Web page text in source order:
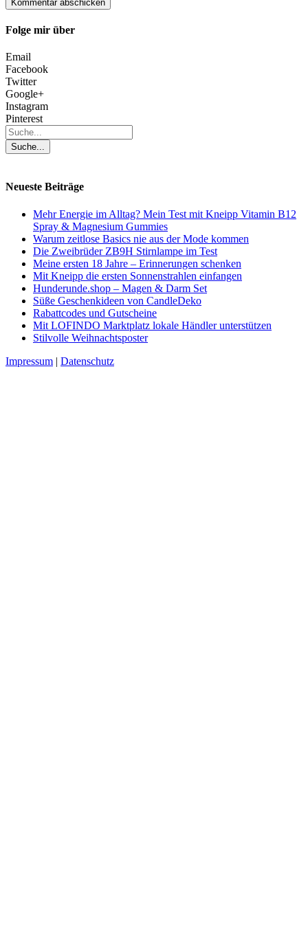
Folge mir über
Email
Facebook
Twitter
Google+
Instagram
Pinterest
Neueste Beiträge
Mehr Energie im Alltag? Mein Test mit Kneipp Vitamin B12
Spray & Magnesium Gummies
Warum zeitlose Basics nie aus der Mode kommen
Die Zweibrüder ZB9H Stirnlampe im Test
Meine ersten 18 Jahre – Erinnerungen schenken
Mit Kneipp die ersten Sonnenstrahlen einfangen
Hunderunde.shop – Magen & Darm Set
Süße Geschenkideen von CandleDeko
Rabattcodes und Gutscheine
Mit LOFINDO Marktplatz lokale Händler unterstützen
Stilvolle Weihnachtsposter
Impressum | Datenschutz